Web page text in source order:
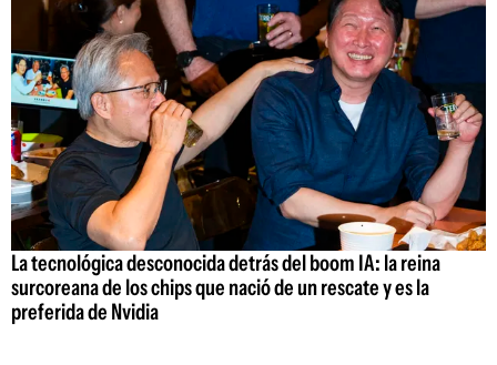
La tecnológica desconocida detrás del boom IA: la reina
surcoreana de los chips que nació de un rescate y es la
preferida de Nvidia